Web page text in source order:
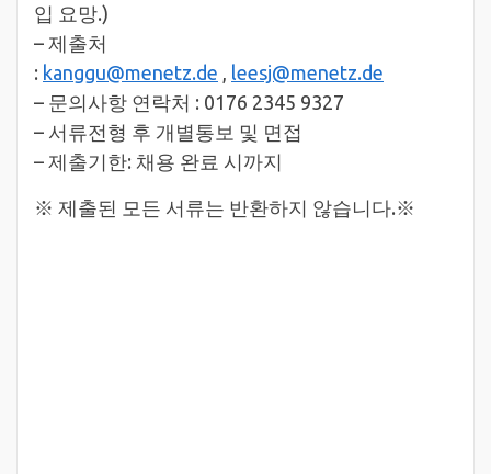
입 요망.)
– 제출처
: kanggu@menetz.de
leesj@menetz.de
– 문의사항 연락처 : 0176 2345 9327
– 서류전형 후 개별통보 및 면접
– 제출기한: 채용 완료 시까지
※ 제출된 모든 서류는 반환하지 않습니다.※